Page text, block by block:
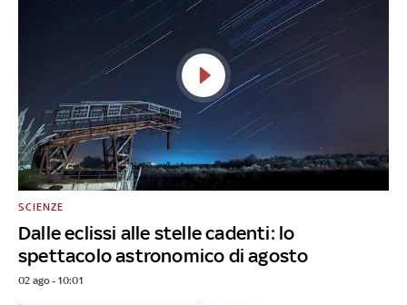
Dalle eclissi alle stelle cadenti: lo
spettacolo astronomico di agosto
SCIENZE
02 ago - 10:01